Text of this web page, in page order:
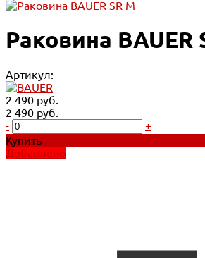
Раковина BAUER
Артикул:
2 490 руб.
2 490 руб.
-
+
Купить
Добавлено